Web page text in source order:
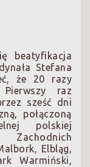
beatyfikacja
Stefana
że 20 razy
Pierwszy raz
sześć dni
połączoną
polskiej
Elbląg,
Warmiński,